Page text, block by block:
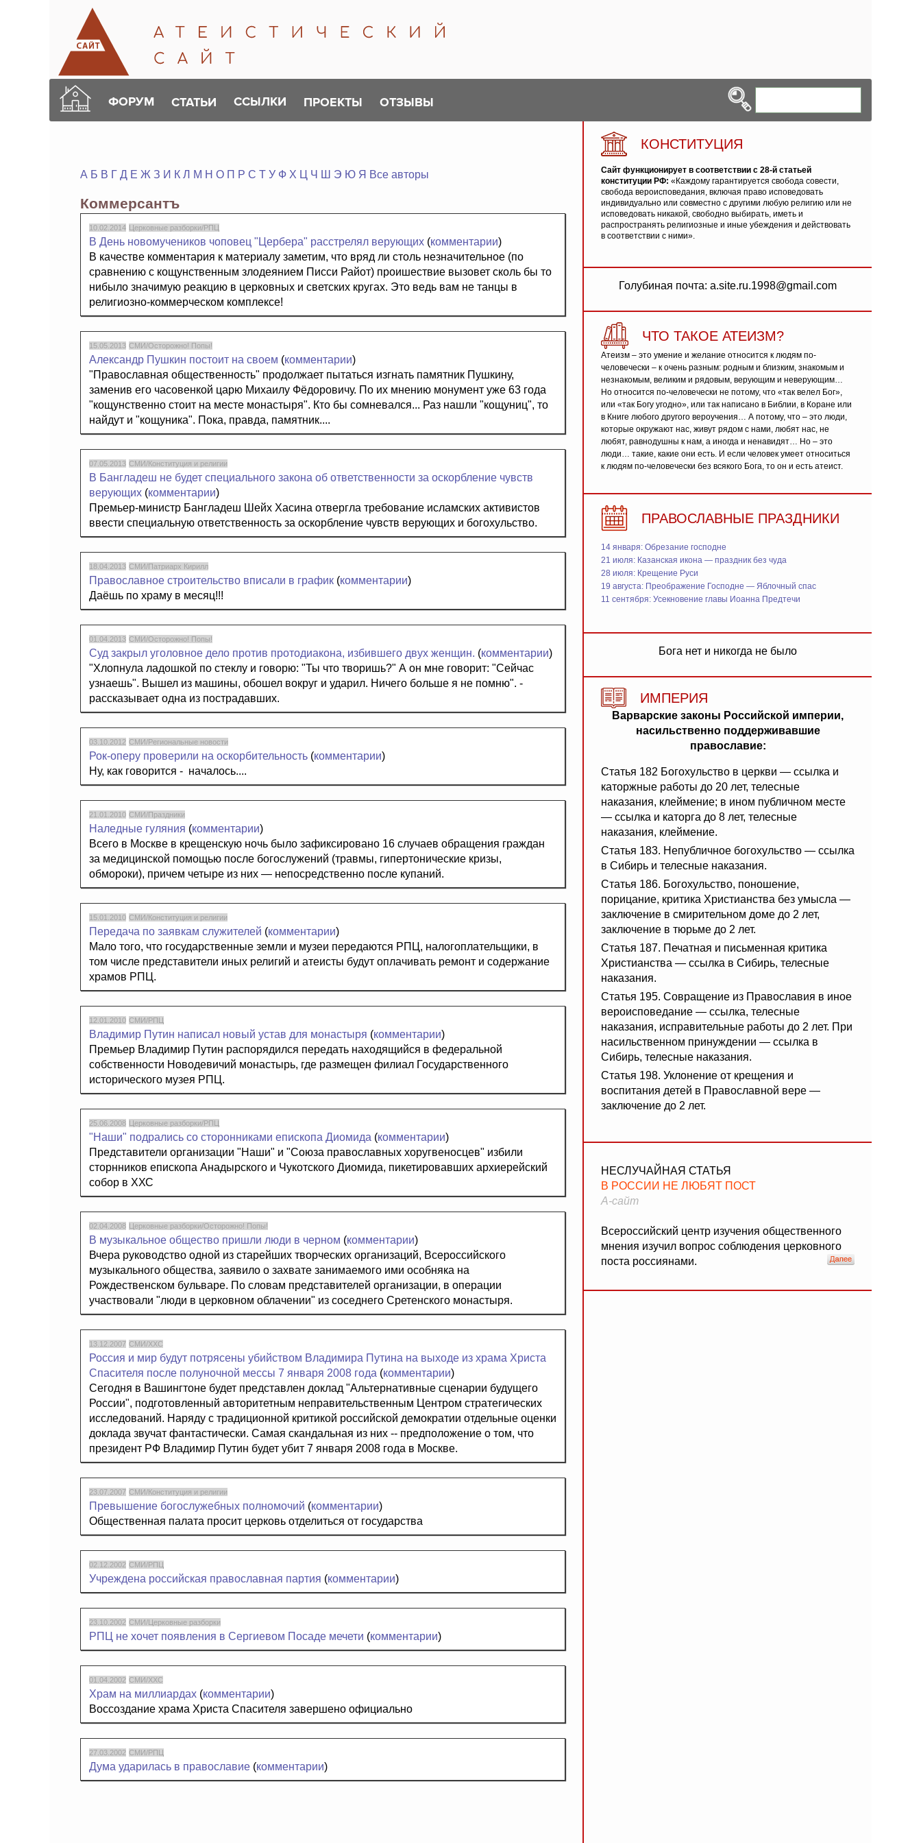
ФОРУМ СТАТЬИ ССЫЛКИ ПРОЕКТЫ ОТЗЫВЫ
А Б В Г Д Е Ж З И К Л М Н О П Р С Т У Ф Х Ц Ч Ш Э Ю Я Все авторы
Коммерсантъ
10.02.2014 Церковные разборки/РПЦ
В День новомучеников чоповец "Цербера" расстрелял верующих (комментарии)
В качестве комментария к материалу заметим, что вряд ли столь незначительное (по
сравнению с кощунственным злодеянием Писси Райот) проишествие вызовет сколь бы то
нибыло значимую реакцию в церковных и светских кругах. Это ведь вам не танцы в
религиозно-коммерческом комплексе!
15.05.2013 СМИ/Осторожно! Попы!
Александр Пушкин постоит на своем (комментарии)
"Православная общественность" продолжает пытаться изгнать памятник Пушкину,
заменив его часовенкой царю Михаилу Фёдоровичу. По их мнению монумент уже 63 года
"кощунственно стоит на месте монастыря". Кто бы сомневался... Раз нашли "кощуниц", то
найдут и "кощуника". Пока, правда, памятник....
07.05.2013 СМИ/Конституция и религии
В Бангладеш не будет специального закона об ответственности за оскорбление чувств
верующих (комментарии)
Премьер-министр Бангладеш Шейх Хасина отвергла требование исламских активистов
ввести специальную ответственность за оскорбление чувств верующих и богохульство.
18.04.2013 СМИ/Патриарх Кирилл
Православное строительство вписали в график (комментарии)
Даёшь по храму в месяц!!!
01.04.2013 СМИ/Осторожно! Попы!
Суд закрыл уголовное дело против протодиакона, избившего двух женщин. (комментарии)
"Хлопнула ладошкой по стеклу и говорю: "Ты что творишь?" А он мне говорит: "Сейчас
узнаешь". Вышел из машины, обошел вокруг и ударил. Ничего больше я не помню". -
рассказывает одна из пострадавших.
03.10.2012 СМИ/Региональные новости
Рок-оперу проверили на оскорбительность (комментарии)
Ну, как говорится - началось....
21.01.2010 СМИ/Праздники
Наледные гуляния (комментарии)
Всего в Москве в крещенскую ночь было зафиксировано 16 случаев обращения граждан
за медицинской помощью после богослужений (травмы, гипертонические кризы,
обмороки), причем четыре из них — непосредственно после купаний.
15.01.2010 СМИ/Конституция и религии
Передача по заявкам служителей (комментарии)
Мало того, что государственные земли и музеи передаются РПЦ, налогоплательщики, в
том числе представители иных религий и атеисты будут оплачивать ремонт и содержание
храмов РПЦ.
12.01.2010 СМИ/РПЦ
Владимир Путин написал новый устав для монастыря (комментарии)
Премьер Владимир Путин распорядился передать находящийся в федеральной
собственности Новодевичий монастырь, где размещен филиал Государственного
исторического музея РПЦ.
25.06.2008 Церковные разборки/РПЦ
"Наши" подрались со сторонниками епископа Диомида (комментарии)
Представители организации "Наши" и "Союза православных хоругвеносцев" избили
сторнников епископа Анадырского и Чукотского Диомида, пикетировавших архиерейский
собор в ХХС
02.04.2008 Церковные разборки/Осторожно! Попы!
В музыкальное общество пришли люди в черном (комментарии)
Вчера руководство одной из старейших творческих организаций, Всероссийского
музыкального общества, заявило о захвате занимаемого ими особняка на
Рождественском бульваре. По словам представителей организации, в операции
участвовали "люди в церковном облачении" из соседнего Сретенского монастыря.
13.12.2007 СМИ/ХХС
Россия и мир будут потрясены убийством Владимира Путина на выходе из храма Христа
Спасителя после полуночной мессы 7 января 2008 года (комментарии)
Сегодня в Вашингтоне будет представлен доклад "Альтернативные сценарии будущего
России", подготовленный авторитетным неправительственным Центром стратегических
исследований. Наряду с традиционной критикой российской демократии отдельные оценки
доклада звучат фантастически. Самая скандальная из них -- предположение о том, что
президент РФ Владимир Путин будет убит 7 января 2008 года в Москве.
23.07.2007 СМИ/Конституция и религии
Превышение богослужебных полномочий (комментарии)
Общественная палата просит церковь отделиться от государства
02.12.2002 СМИ/РПЦ
Учреждена российская православная партия (комментарии)
23.10.2002 СМИ/Церковные разборки
РПЦ не хочет появления в Сергиевом Посаде мечети (комментарии)
01.04.2002 СМИ/ХХС
Храм на миллиардах (комментарии)
Воссоздание храма Христа Спасителя завершено официально
27.03.2002 СМИ/РПЦ
Дума ударилась в православие (комментарии)
КОНСТИТУЦИЯ
Сайт функционирует в соответствии с 28-й статьей
конституции РФ: «Каждому гарантируется свобода совести,
свобода вероисповедания, включая право исповедовать
индивидуально или совместно с другими любую религию или не
исповедовать никакой, свободно выбирать, иметь и
распространять религиозные и иные убеждения и действовать
в соответствии с ними».
Голубиная почта: a.site.ru.1998@gmail.com
ЧТО ТАКОЕ АТЕИЗМ?
Атеизм – это умение и желание относится к людям по-
человечески – к очень разным: родным и близким, знакомым и
незнакомым, великим и рядовым, верующим и неверующим…
Но относится по-человечески не потому, что «так велел Бог»,
или «так Богу угодно», или так написано в Библии, в Коране или
в Книге любого другого вероучения… А потому, что – это люди,
которые окружают нас, живут рядом с нами, любят нас, не
любят, равнодушны к нам, а иногда и ненавидят… Но – это
люди… такие, какие они есть. И если человек умеет относиться
к людям по-человечески без всякого Бога, то он и есть атеист.
ПРАВОСЛАВНЫЕ ПРАЗДНИКИ
14 января: Обрезание господне
21 июля: Казанская икона — праздник без чуда
28 июля: Крещение Руси
19 августа: Преображение Господне — Яблочный спас
11 сентября: Усекновение главы Иоанна Предтечи
Бога нет и никогда не было
ИМПЕРИЯ
Варварские законы Российской империи,
насильственно поддерживавшие
православие:
Статья 182 Богохульство в церкви — ссылка и
каторжные работы до 20 лет, телесные
наказания, клеймение; в ином публичном месте
— ссылка и каторга до 8 лет, телесные
наказания, клеймение.
Статья 183. Непубличное богохульство — ссылка
в Сибирь и телесные наказания.
Статья 186. Богохульство, поношение,
порицание, критика Христианства без умысла —
заключение в смирительном доме до 2 лет,
заключение в тюрьме до 2 лет.
Статья 187. Печатная и письменная критика
Христианства — ссылка в Сибирь, телесные
наказания.
Статья 195. Совращение из Православия в иное
вероисповедание — ссылка, телесные
наказания, исправительные работы до 2 лет. При
насильственном принуждении — ссылка в
Сибирь, телесные наказания.
Статья 198. Уклонение от крещения и
воспитания детей в Православной вере —
заключение до 2 лет.
НЕСЛУЧАЙНАЯ СТАТЬЯ
В РОССИИ НЕ ЛЮБЯТ ПОСТ
А-сайт
Всероссийский центр изучения общественного
мнения изучил вопрос соблюдения церковного
поста россиянами.